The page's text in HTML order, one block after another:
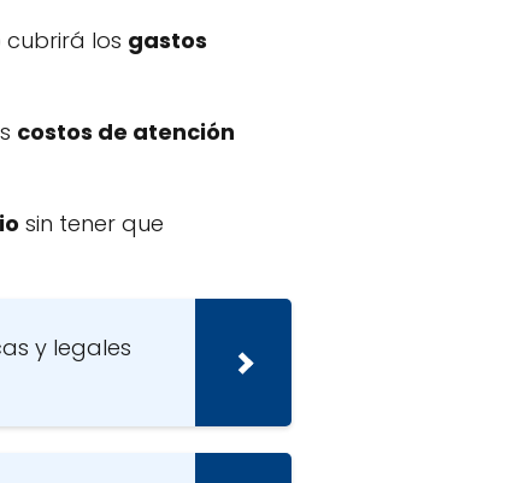
cubrirá los gastos
costos de atención
sin tener que
y legales